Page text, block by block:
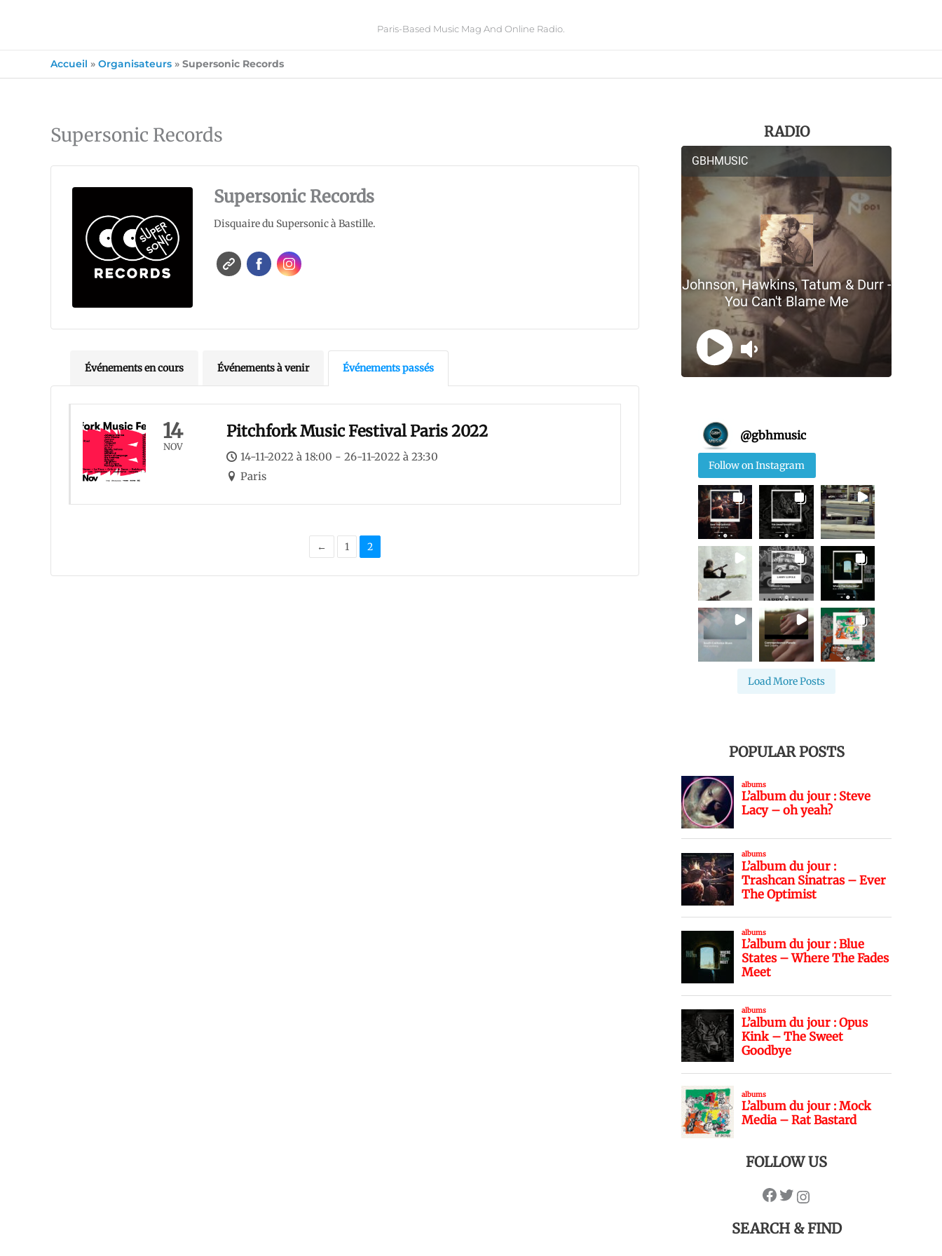
Paris-Based Music Mag And Online Radio.
Accueil » Organisateurs » Supersonic Records
Supersonic Records
Supersonic Records
Disquaire du Supersonic à Bastille.
Événements en cours Événements à venir Événements passés
14
NOV
Pitchfork Music Festival Paris 2022
14-11-2022 à 18:00 - 26-11-2022 à 23:30
Paris
← 1 2
RADIO
@gbhmusic
Follow on Instagram
Load More Posts
POPULAR POSTS
FOLLOW US
SEARCH & FIND